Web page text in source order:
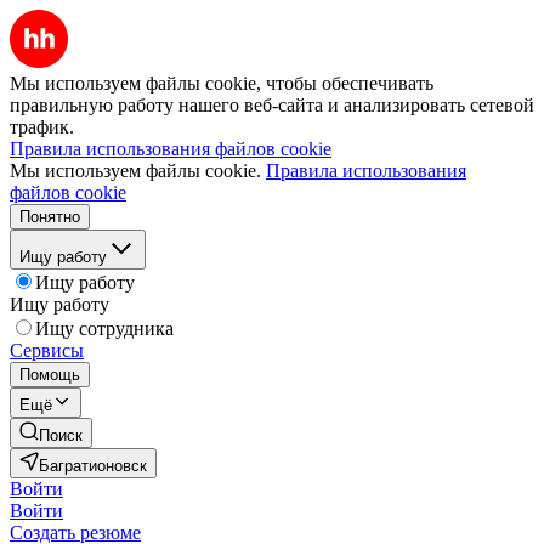
Мы используем файлы cookie, чтобы обеспечивать
правильную работу нашего веб-сайта и анализировать сетевой
трафик.
Правила использования файлов cookie
Мы используем файлы cookie. Правила использования
файлов cookie
Понятно
Ищу работу
Ищу работу
Ищу работу
Ищу сотрудника
Сервисы
Помощь
Ещё
Поиск
Багратионовск
Войти
Войти
Создать резюме